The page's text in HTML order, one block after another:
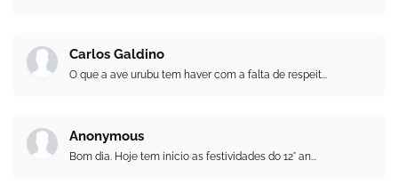
Carlos Galdino
O que a ave urubu tem haver com a falta de respeit...
Anonymous
Bom dia. Hoje tem início as festividades do 12° an...